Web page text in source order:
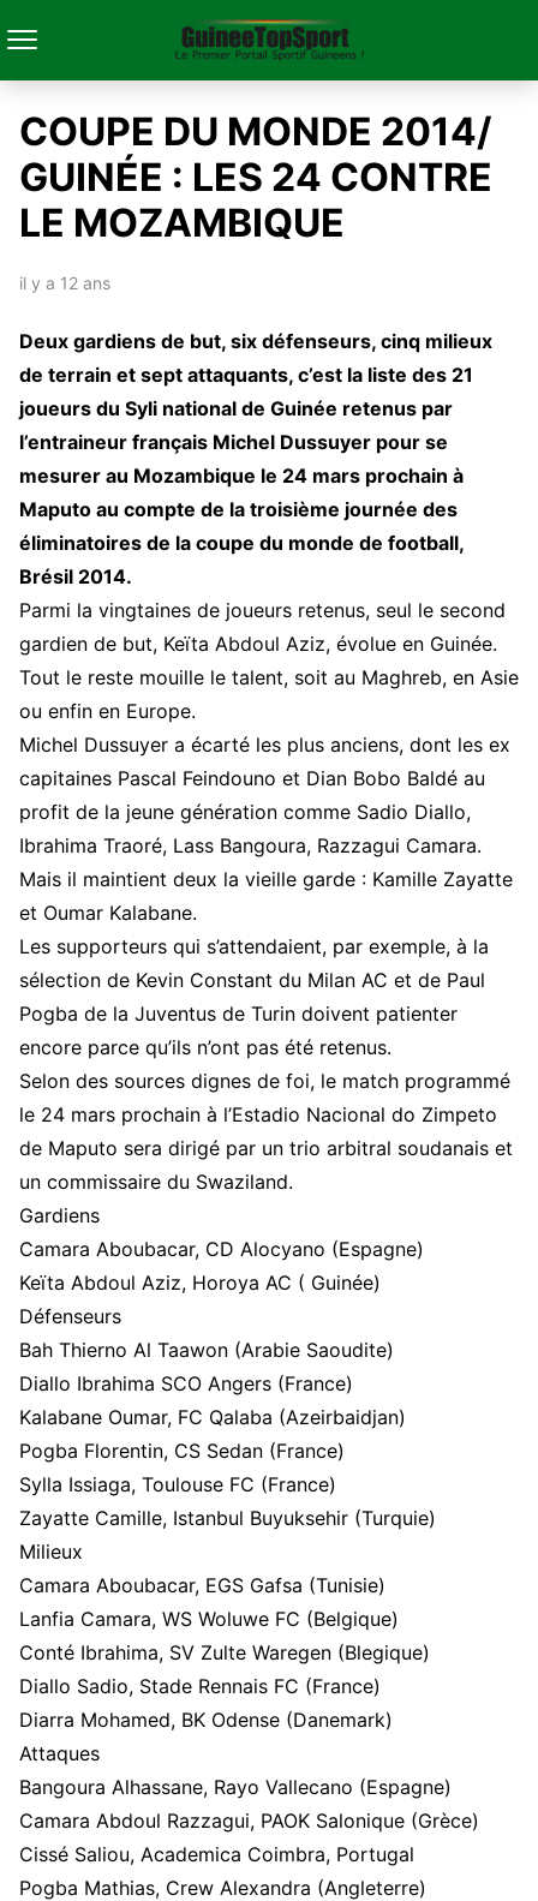
COUPE DU MONDE 2014/
GUINÉE : LES 24 CONTRE
LE MOZAMBIQUE
il y a 12 ans
Deux gardiens de but, six défenseurs, cinq milieux
de terrain et sept attaquants, c’est la liste des 21
joueurs du Syli national de Guinée retenus par
l’entraineur français Michel Dussuyer pour se
mesurer au Mozambique le 24 mars prochain à
Maputo au compte de la troisième journée des
éliminatoires de la coupe du monde de football,
Brésil 2014.
Parmi la vingtaines de joueurs retenus, seul le second
gardien de but, Keïta Abdoul Aziz, évolue en Guinée.
Tout le reste mouille le talent, soit au Maghreb, en Asie
ou enfin en Europe.
Michel Dussuyer a écarté les plus anciens, dont les ex
capitaines Pascal Feindouno et Dian Bobo Baldé au
profit de la jeune génération comme Sadio Diallo,
Ibrahima Traoré, Lass Bangoura, Razzagui Camara.
Mais il maintient deux la vieille garde : Kamille Zayatte
et Oumar Kalabane.
Les supporteurs qui s’attendaient, par exemple, à la
sélection de Kevin Constant du Milan AC et de Paul
Pogba de la Juventus de Turin doivent patienter
encore parce qu’ils n’ont pas été retenus.
Selon des sources dignes de foi, le match programmé
le 24 mars prochain à l’Estadio Nacional do Zimpeto
de Maputo sera dirigé par un trio arbitral soudanais et
un commissaire du Swaziland.
Gardiens
Camara Aboubacar, CD Alocyano (Espagne)
Keïta Abdoul Aziz, Horoya AC ( Guinée)
Défenseurs
Bah Thierno Al Taawon (Arabie Saoudite)
Diallo Ibrahima SCO Angers (France)
Kalabane Oumar, FC Qalaba (Azeirbaidjan)
Pogba Florentin, CS Sedan (France)
Sylla Issiaga, Toulouse FC (France)
Zayatte Camille, Istanbul Buyuksehir (Turquie)
Milieux
Camara Aboubacar, EGS Gafsa (Tunisie)
Lanfia Camara, WS Woluwe FC (Belgique)
Conté Ibrahima, SV Zulte Waregen (Blegique)
Diallo Sadio, Stade Rennais FC (France)
Diarra Mohamed, BK Odense (Danemark)
Attaques
Bangoura Alhassane, Rayo Vallecano (Espagne)
Camara Abdoul Razzagui, PAOK Salonique (Grèce)
Cissé Saliou, Academica Coimbra, Portugal
Pogba Mathias, Crew Alexandra (Angleterre)